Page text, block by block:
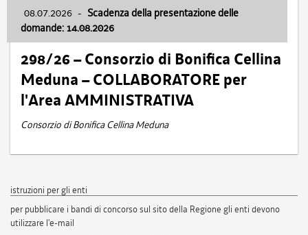
08.07.2026 - Scadenza della presentazione delle
domande: 14.08.2026
298/26 – Consorzio di Bonifica Cellina
Meduna – COLLABORATORE per
l'Area AMMINISTRATIVA
Consorzio di Bonifica Cellina Meduna
istruzioni per gli enti
per pubblicare i bandi di concorso sul sito della Regione gli enti devono
utilizzare l'e-mail